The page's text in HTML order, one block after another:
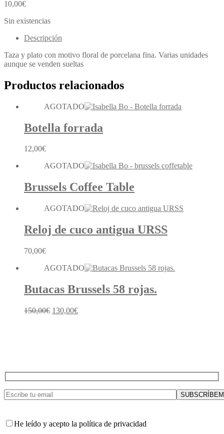
10,00€
Sin existencias
Descripción
Taza y plato con motivo floral de porcelana fina. Varias unidades
aunque se venden sueltas
Productos relacionados
AGOTADO
Botella forrada
12,00€
AGOTADO
Brussels Coffee Table
AGOTADO
Reloj de cuco antigua URSS
70,00€
AGOTADO
Butacas Brussels 58 rojas.
150,00€ El
130,00€El
He leído y acepto la política de privacidad